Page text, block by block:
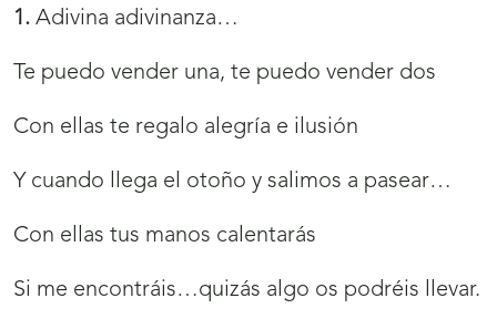
1. Adivina adivinanza…
Te puedo vender una, te puedo vender dos
Con ellas te regalo alegría e ilusión
Y cuando llega el otoño y salimos a pasear…
Con ellas tus manos calentarás
Si me encontráis…quizás algo os podréis llevar.